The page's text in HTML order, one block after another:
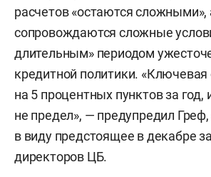
расчетов «остаются сложными»,
сопровождаются сложные
длительным» периодом
кредитной политики. «Ключевая
на 5 процентных пунктов за год,
не предел», — предупредил
в виду предстоящее в декабре
директоров ЦБ.